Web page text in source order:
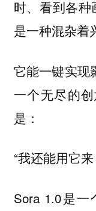
时、看到各种
是一种混杂着
它能一键实现
一个无尽的
是：
“我还能用它
Sora 1.0是